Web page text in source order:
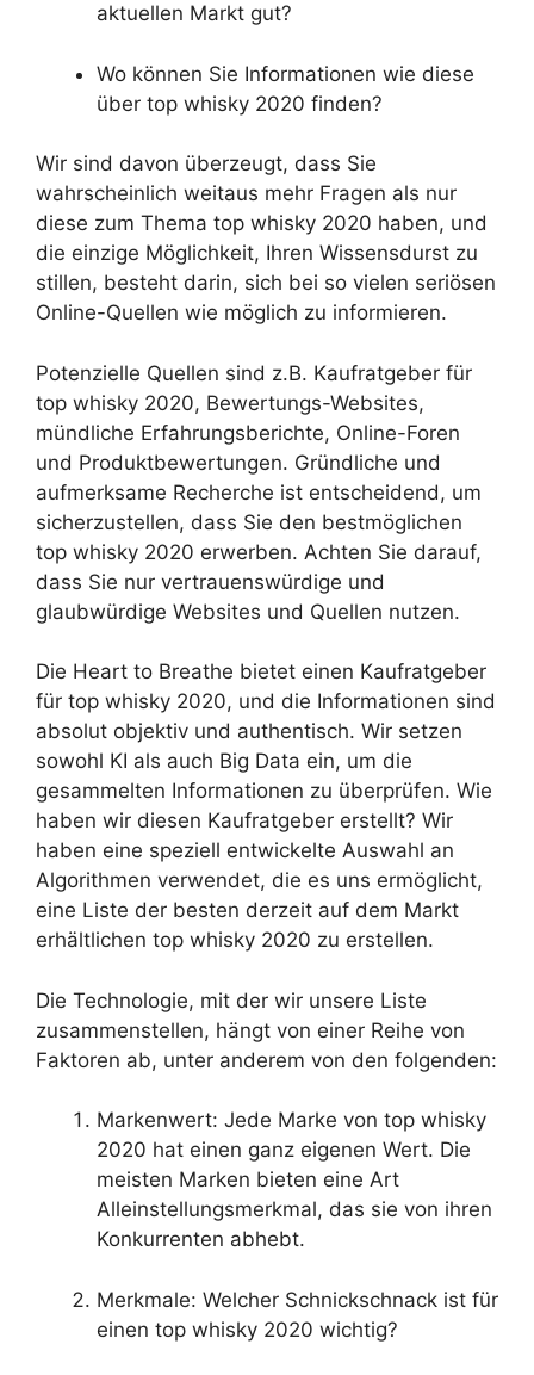
aktuellen Markt gut?
Wo können Sie Informationen wie diese
über top whisky 2020 finden?
Wir sind davon überzeugt, dass Sie
wahrscheinlich weitaus mehr Fragen als nur
diese zum Thema top whisky 2020 haben, und
die einzige Möglichkeit, Ihren Wissensdurst zu
stillen, besteht darin, sich bei so vielen seriösen
Online-Quellen wie möglich zu informieren.
Potenzielle Quellen sind z.B. Kaufratgeber für
top whisky 2020, Bewertungs-Websites,
mündliche Erfahrungsberichte, Online-Foren
und Produktbewertungen. Gründliche und
aufmerksame Recherche ist entscheidend, um
sicherzustellen, dass Sie den bestmöglichen
top whisky 2020 erwerben. Achten Sie darauf,
dass Sie nur vertrauenswürdige und
glaubwürdige Websites und Quellen nutzen.
Die Heart to Breathe bietet einen Kaufratgeber
für top whisky 2020, und die Informationen sind
absolut objektiv und authentisch. Wir setzen
sowohl KI als auch Big Data ein, um die
gesammelten Informationen zu überprüfen. Wie
haben wir diesen Kaufratgeber erstellt? Wir
haben eine speziell entwickelte Auswahl an
Algorithmen verwendet, die es uns ermöglicht,
eine Liste der besten derzeit auf dem Markt
erhältlichen top whisky 2020 zu erstellen.
Die Technologie, mit der wir unsere Liste
zusammenstellen, hängt von einer Reihe von
Faktoren ab, unter anderem von den folgenden:
Markenwert: Jede Marke von top whisky
2020 hat einen ganz eigenen Wert. Die
meisten Marken bieten eine Art
Alleinstellungsmerkmal, das sie von ihren
Konkurrenten abhebt.
Merkmale: Welcher Schnickschnack ist für
einen top whisky 2020 wichtig?